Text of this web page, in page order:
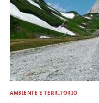
AMBIENTE E TERRITORIO